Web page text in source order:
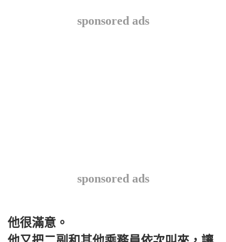
sponsored ads
sponsored ads
他很滿意。